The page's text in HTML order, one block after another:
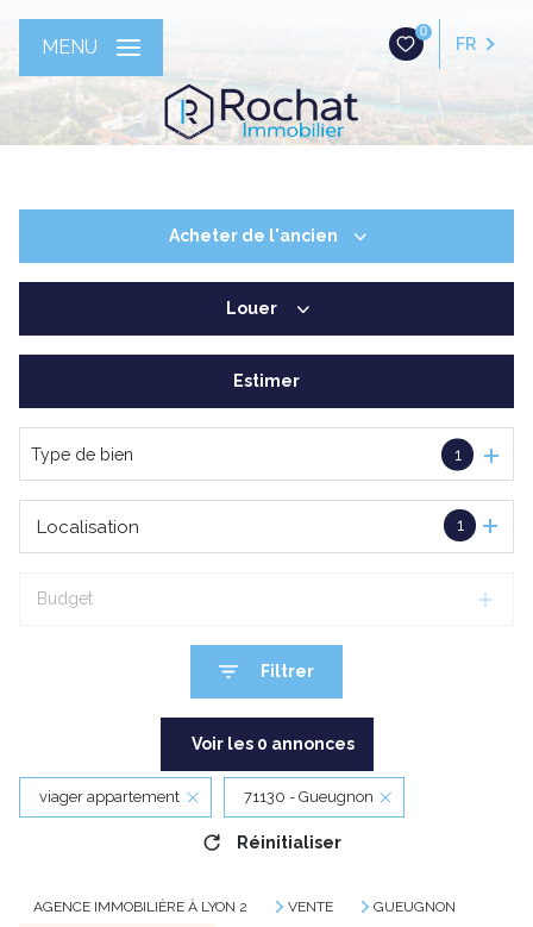
0
FR
MENU
Acheter de l'ancien
Louer
Estimer
Type de bien 1
1
Localisation
Budget
Filtrer
Voir les 0 annonces
viager appartement 71130 - Gueugnon
Réinitialiser
AGENCE IMMOBILIÈRE À LYON 2 VENTE
GUEUGNON